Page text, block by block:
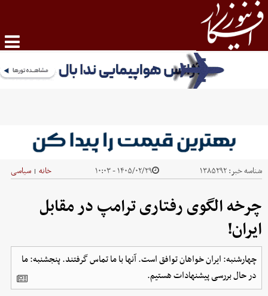
شناسه خبر:۱۳۸۵۲۹۲ ۱۴۰۵/۰۲/۲۹ - ۱۰:۰۳ خانه | سیاسی
چرخه الگوی رفتاری ترامپ در مقابل
ایران!
چهارشنبه: ایران خواهان توافق است. آنها با ما تماس گرفتند. پنجشنبه: ما
در حال بررسی پیشنهادات هستیم.